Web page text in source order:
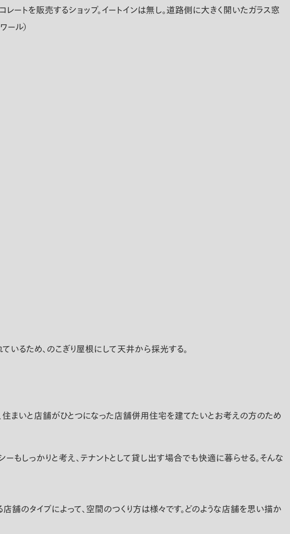
トを販売するショップ。イートインは無し。道路側に大きく開いたガラス窓
ル）
るため、のこぎり屋根にして天井から採光する。
住まいと店舗がひとつになった店舗併用住宅を建てたいとお考えの方のため
もしっかりと考え、テナントとして貸し出す場合でも快適に暮らせる。そんな
舗のタイプによって、空間のつくり方は様々です。どのような店舗を思い描か